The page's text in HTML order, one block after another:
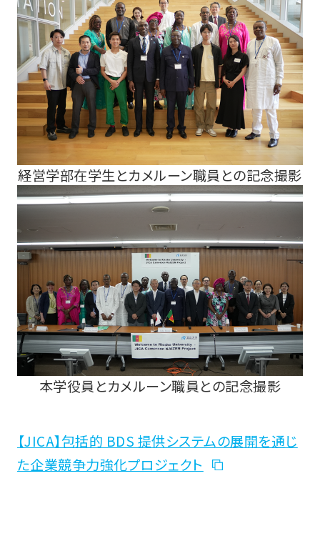
経営学部在学生とカメルーン職員との記念撮影
本学役員とカメルーン職員との記念撮影
【JICA】包括的 BDS 提供システムの展開を通じ
た企業競争力強化プロジェクト